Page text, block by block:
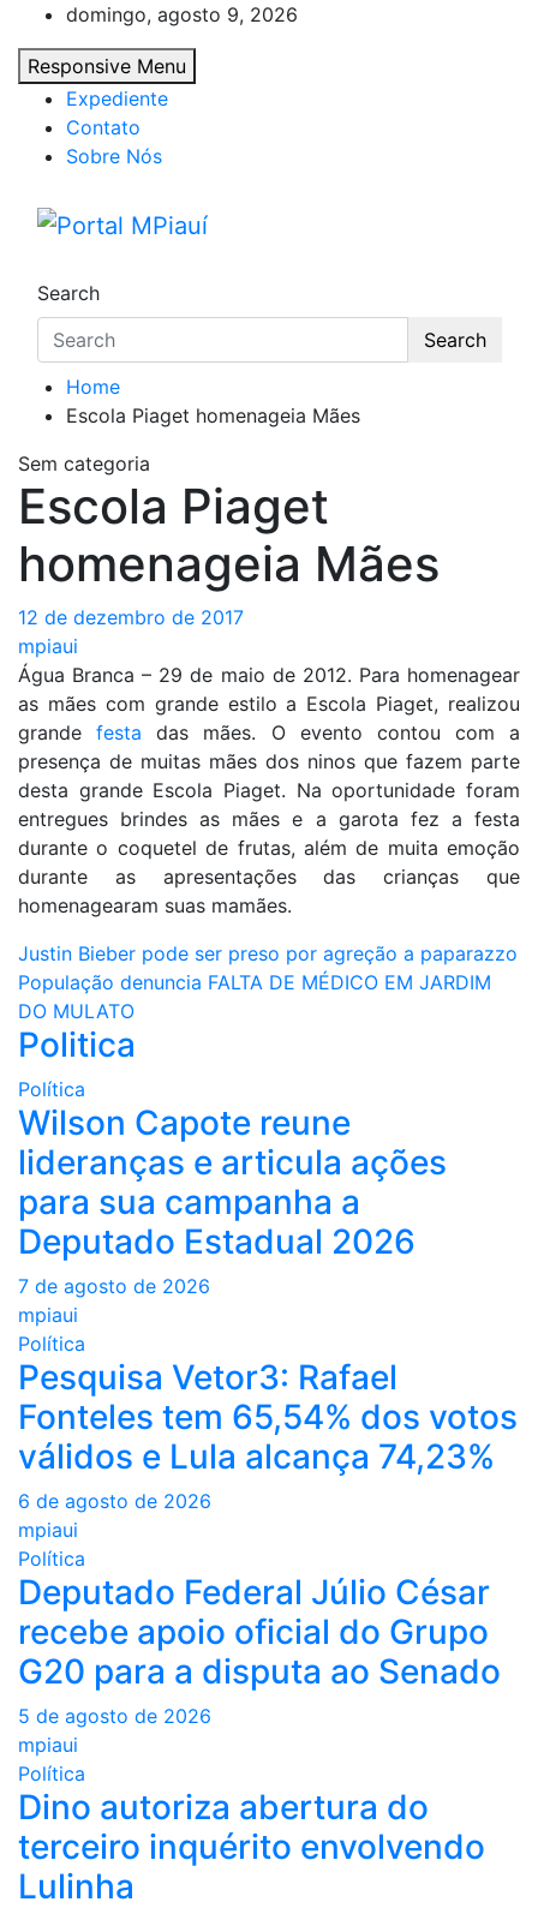
content
domingo, agosto 9, 2026
Responsive Menu
Expediente
Contato
Sobre Nós
Search
Search
Home
Escola Piaget homenageia Mães
Sem categoria
Escola Piaget
homenageia Mães
12 de dezembro de 2017
mpiaui
Água Branca – 29 de maio de 2012. Para homenagear
as mães com grande estilo a Escola Piaget, realizou
grandefesta das mães. O evento contou com a
presença de muitas mães dos ninos que fazem parte
desta grande Escola Piaget. Na oportunidade foram
entregues brindes as mães e a garota fez a festa
durante o coquetel de frutas, além de muita emoção
durante as apresentações das crianças que
homenagearam suas mamães.
Navegação
de
Post
Justin Bieber pode ser preso por agreção a paparazzo
População denuncia FALTA DE MÉDICO EM JARDIM
DO MULATO
Politica
Política
Wilson Capote reune
lideranças e articula ações
para sua campanha a
Deputado Estadual 2026
7 de agosto de 2026
mpiaui
Política
Pesquisa Vetor3: Rafael
Fonteles tem 65,54% dos votos
válidos e Lula alcança 74,23%
6 de agosto de 2026
mpiaui
Política
Deputado Federal Júlio César
recebe apoio oficial do Grupo
G20 para a disputa ao Senado
5 de agosto de 2026
mpiaui
Política
Dino autoriza abertura do
terceiro inquérito envolvendo
Lulinha